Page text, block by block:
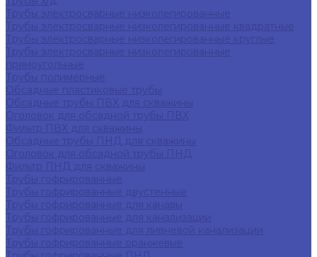
Трубы электросварные низколегированные
Трубы электросварные низколегированные квадратные
Трубы электросварные низколегированные круглые
Трубы электросварные низколегированные
прямоугольные
Трубы полимерные
Обсадные пластиковые трубы
Обсадные трубы ПВХ для скважины
Оголовок для обсадной трубы ПВХ
Фильтр ПВХ для скважины
Обсадные трубы ПНД для скважины
Оголовок для обсадной трубы ПНД
Фильтр ПНД для скважины
Трубы гофрированные
Трубы гофрированные двустенные
Трубы гофрированные для канавы
Трубы гофрированные для канализации
Трубы гофрированные для ливневой канализации
Трубы гофрированные оранжевые